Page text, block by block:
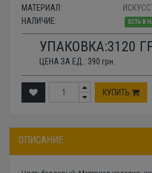
МАТЕРИАЛ:
НАЛИЧИЕ:
ЕСТЬ В
УПАКОВКА:3120
ЦЕНА ЗА ЕД.: 390 грн.
КУПИТЬ
ОПИСАНИЕ